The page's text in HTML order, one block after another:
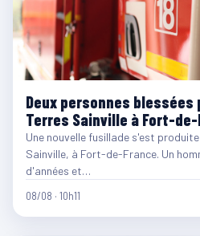
Deux personnes blessées
Terres Sainville à Fort-de-
Une nouvelle fusillade s'est
Sainville, à Fort-de-France. Un
d'années et…
08/08 · 10h11